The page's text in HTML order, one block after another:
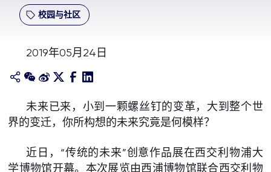
科研
学院
关于我们
校园与社区
2019年05月24日
未来已来，小到一颗螺丝钉的变革，大到整个世
界的变迁，你所构想的未来究竟是何模样？
近日，“传统的未来”创意作品展在西交利物浦大
学博物馆开幕。本次展览由西浦博物馆联合西交利物